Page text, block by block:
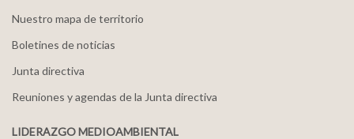
Nuestro mapa de territorio
Boletines de noticias
Junta directiva
Reuniones y agendas de la Junta directiva
LIDERAZGO MEDIOAMBIENTAL